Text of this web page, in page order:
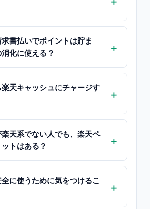
書払いでポイントは貯ま
化に使える？
天キャッシュにチャージす
天系でない人でも、楽天ペ
トはある？
に使うために気をつけるこ